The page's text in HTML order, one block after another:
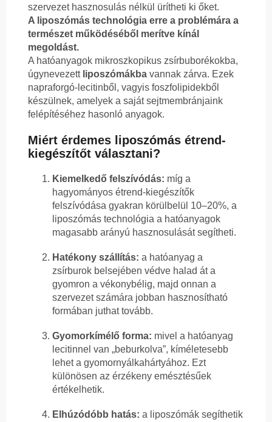
szervezet hasznosulás nélkül ürítheti ki őket.
A liposzómás technológia erre a problémára a
természet működéséből merítve kínál
megoldást.
A hatóanyagok mikroszkopikus zsírbuborékokba,
úgynevezett liposzómákba vannak zárva. Ezek
napraforgó-lecitinből, vagyis foszfolipidekből
készülnek, amelyek a saját sejtmembránjaink
felépítéséhez hasonló anyagok.
Miért érdemes liposzómás étrend-
kiegészítőt választani?
Kiemelkedő felszívódás: míg a
hagyományos étrend-kiegészítők
felszívódása gyakran körülbelül 10–20%, a
liposzómás technológia a hatóanyagok
magasabb arányú hasznosulását segítheti.
Hatékony szállítás: a hatóanyag a
zsírburok belsejében védve halad át a
gyomron a vékonybélig, majd onnan a
szervezet számára jobban hasznosítható
formában juthat tovább.
Gyomorkímélő forma: mivel a hatóanyag
lecitinnel van „beburkolva”, kíméletesebb
lehet a gyomornyálkahártyához. Ezt
különösen az érzékeny emésztésűek
értékelhetik.
Elhúzódóbb hatás: a liposzómák segíthetik